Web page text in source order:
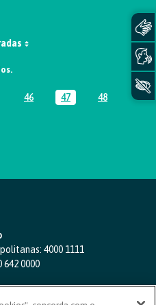
intermediárias Usar ABA
Página
46 Página
47 Página
48
ABA para navegar.
4000 1111
642 0000